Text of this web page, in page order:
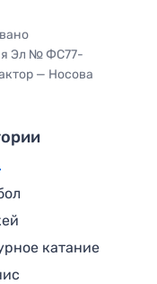
Эл № ФС77-
— Носова
катание